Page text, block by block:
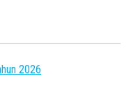
2026